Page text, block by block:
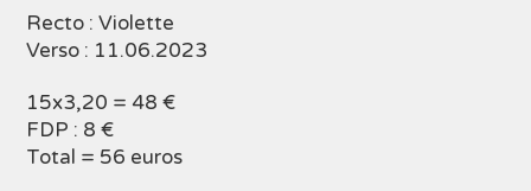
Recto : Violette
Verso : 11.06.2023
15x3,20 = 48 €
FDP : 8 €
Total = 56 euros